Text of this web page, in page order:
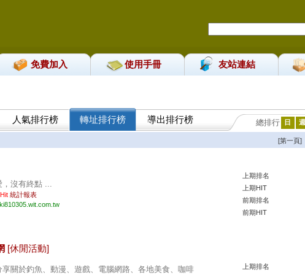
免費加入 使用手冊 友站連結
人氣排行榜 轉址排行榜 導出排行榜 總排行 日 週
[第一頁]
，沒有終點 ...
統計報表
上期排名
上期HIT
前期排名
前期HIT
[休閒活動]
享關於釣魚、動漫、遊戲、電腦網路、各地美食、咖啡
上期排名